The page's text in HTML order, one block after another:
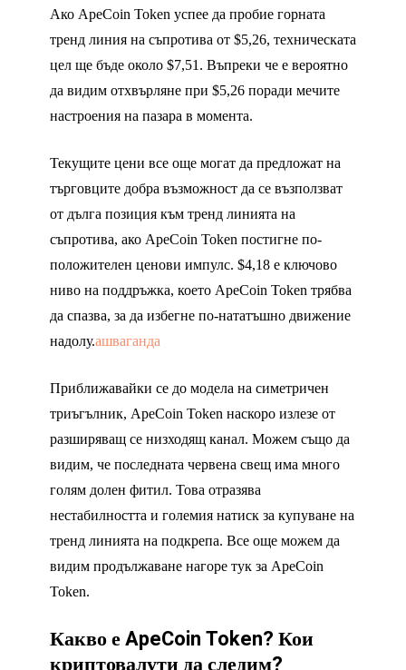
Ако ApeCoin Token успее да пробие горната
тренд линия на съпротива от $5,26, техническата
цел ще бъде около $7,51. Въпреки че е вероятно
да видим отхвърляне при $5,26 поради мечите
настроения на пазара в момента.
Текущите цени все още могат да предложат на
търговците добра възможност да се възползват
от дълга позиция към тренд линията на
съпротива, ако ApeCoin Token постигне по-
положителен ценови импулс. $4,18 е ключово
ниво на поддръжка, което ApeCoin Token трябва
да спазва, за да избегне по-нататъшно движение
надолу.ашваганда
Приближавайки се до модела на симетричен
триъгълник, ApeCoin Token наскоро излезе от
разширяващ се низходящ канал. Можем също да
видим, че последната червена свещ има много
голям долен фитил. Това отразява
нестабилността и големия натиск за купуване на
тренд линията на подкрепа. Все още можем да
видим продължаване нагоре тук за ApeCoin
Token.
Какво е ApeCoin Token? Кои